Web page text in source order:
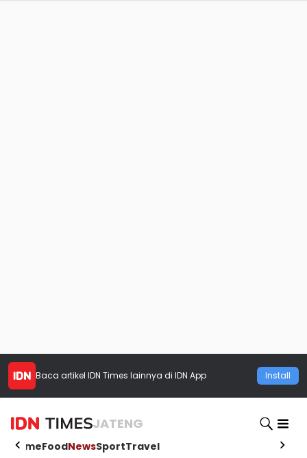
Baca artikel IDN Times lainnya di IDN App Install
JATENG
HomeFoodNewsSportTravel